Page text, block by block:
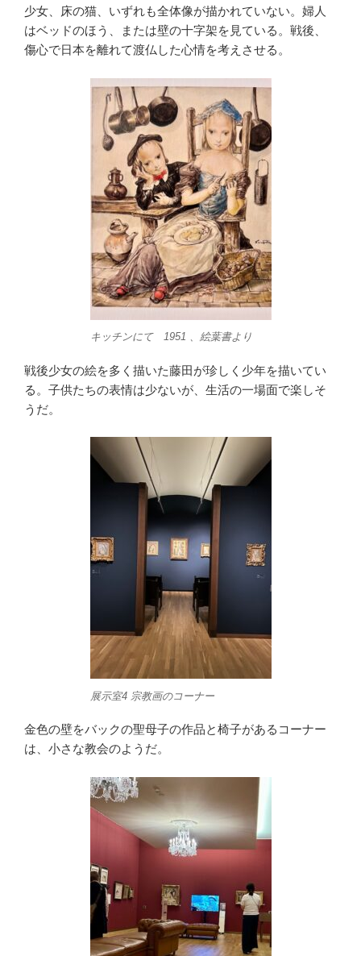
少女、床の猫、いずれも全体像が描かれていない。婦人
はベッドのほう、または壁の十字架を見ている。戦後、
傷心で日本を離れて渡仏した心情を考えさせる。
キッチンにて 1951 、絵葉書より
戦後少女の絵を多く描いた藤田が珍しく少年を描いてい
る。子供たちの表情は少ないが、生活の一場面で楽しそ
うだ。
展示室4 宗教画のコーナー
金色の壁をバックの聖母子の作品と椅子があるコーナー
は、小さな教会のようだ。